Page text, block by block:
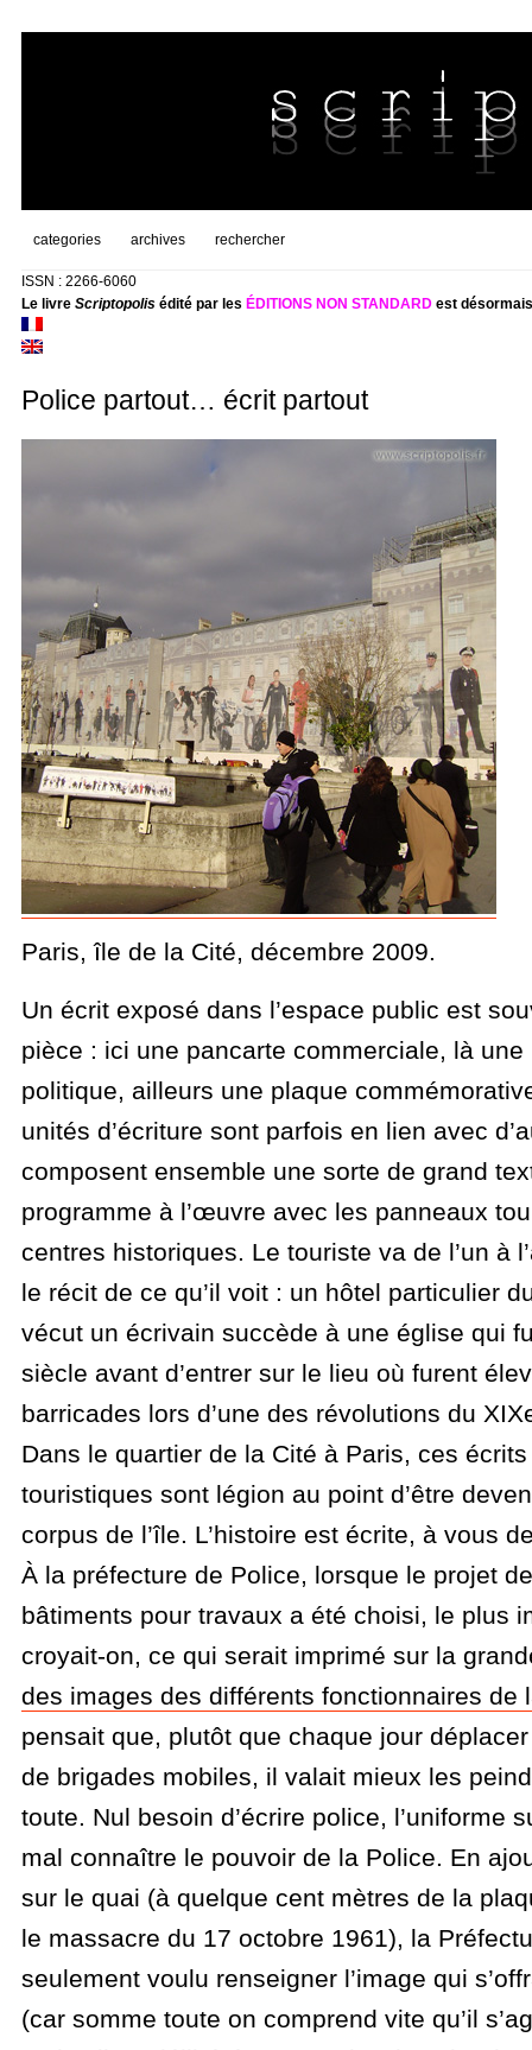
categories archives rechercher
ISSN : 2266-6060
Le livre Scriptopolisédité par les ÉDITIONS NON STANDARDest
Police partout… écrit partout
Paris, île de la Cité, décembre 2009.
Un écrit exposé dans l’espace public est
pièce : ici une pancarte commerciale, là une
politique, ailleurs une plaque
unités d’écriture sont parfois en lien avec
composent ensemble une sorte de grand
programme à l’œuvre avec les panneaux
centres historiques. Le touriste va de l’un à
le récit de ce qu’il voit : un hôtel particulier
vécut un écrivain succède à une église qui
siècle avant d’entrer sur le lieu où furent
barricades lors d’une des révolutions du
Dans le quartier de la Cité à Paris, ces
touristiques sont légion au point d’être
corpus de l’île. L’histoire est écrite, à vous
À la préfecture de Police, lorsque le projet
bâtiments pour travaux a été choisi, le plus
croyait-on, ce qui serait imprimé sur la
des images des différents fonctionnaires de
pensait que, plutôt que chaque jour
de brigades mobiles, il valait mieux les
toute. Nul besoin d’écrire police, l’uniforme
mal connaître le pouvoir de la Police. En
sur le quai (à quelque cent mètres de la
le massacre du 17 octobre 1961), la
seulement voulu renseigner l’image qui
(car somme toute on comprend vite qu’il